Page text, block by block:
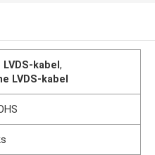
kabel,
LVDS-kabel